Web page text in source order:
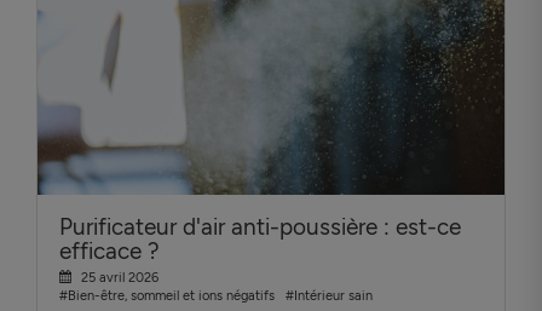
Purificateur d'air anti-poussière : est-ce
efficace ?
25 avril 2026
#Bien-être, sommeil et ions négatifs
#Intérieur sain